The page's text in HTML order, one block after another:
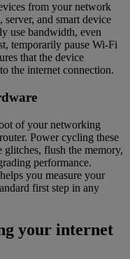
from your network
and smart device
use bandwidth, even
temporarily pause Wi-Fi
that the device
the internet connection.
of your networking
Power cycling these
glitches, flush the memory,
performance.
you measure your
first step in any
your internet